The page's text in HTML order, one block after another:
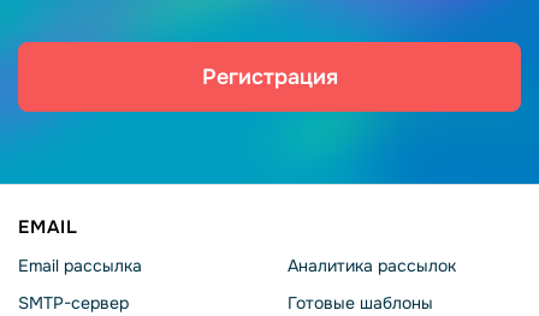
Регистрация
EMAIL
Email рассылка
SMTP-сервер
Аналитика рассылок
Готовые шаблоны